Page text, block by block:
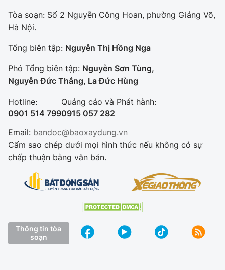
Tòa soạn: Số 2 Nguyễn Công Hoan, phường Giảng Võ,
Hà Nội.
Tổng biên tập: Nguyễn Thị Hồng Nga
Phó Tổng biên tập: Nguyễn Sơn Tùng,
Nguyễn Đức Thắng, La Đức Hùng
Hotline:
0901 514 799
Quảng cáo và Phát hành:
0915 057 282
Email: bandoc@baoxaydung.vn
Cấm sao chép dưới mọi hình thức nếu không có sự
chấp thuận bằng văn bản.
Thông tin tòa
soạn